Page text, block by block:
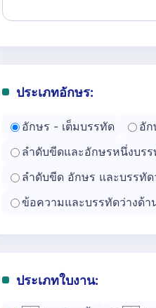
ประเภทอักษร:
อักษร - เต็มบรรทัด อั
ลำดับขีดและอักษรหนึ่งบร
ลำดับขีด อักษร และบรรทัด
ข้อความและบรรทัดว่างด้า
ประเภทใบงาน: